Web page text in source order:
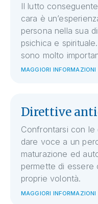
Il lutto
cara è
persona nella sua
psichica e
sono molto
MAGGIORI
Direttive
Confrontarsi con le
dare voce a un
maturazione ed
permette di essere
proprie volontà.
MAGGIORI